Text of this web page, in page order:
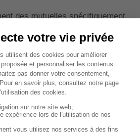
des mutuelles spécifiquement
généraux.
en compte les spécificités
des garanties adaptées. Par
offrir une meilleure
risques liés à la responsabilité
encore proposer des services